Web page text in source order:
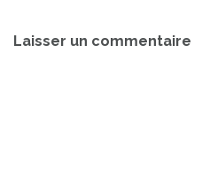
de
Laisser un commentaire